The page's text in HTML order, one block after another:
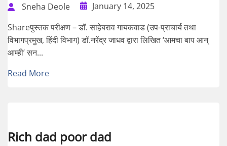
Sneha Deole
January 14, 2025
Shareपुस्तक परीक्षण – डॉ. साहेबराव गायकवाड (उप-प्राचार्य तथा
विभागप्रमुख, हिंदी विभाग) डॉ.नरेंद्र जाधव द्वारा लिखित ‘आमचा बाप आन्
आम्ही’ सन...
Read More
Rich dad poor dad